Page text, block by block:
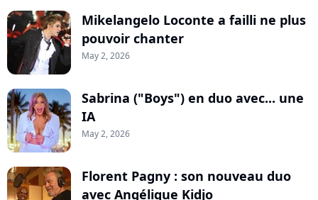
Mikelangelo Loconte a failli ne plus
pouvoir chanter
May 2, 2026
Sabrina ("Boys") en duo avec... une
IA
May 2, 2026
Florent Pagny : son nouveau duo
avec Angélique Kidjo